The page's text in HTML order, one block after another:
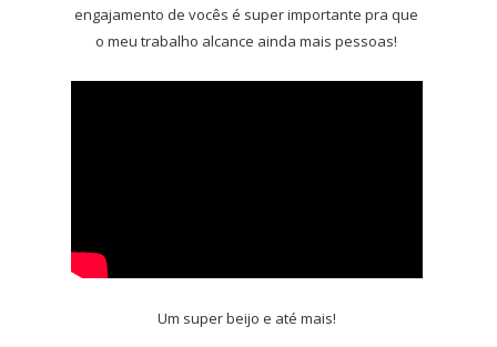
engajamento de vocês é super importante pra que
o meu trabalho alcance ainda mais pessoas!
Um super beijo e até mais!